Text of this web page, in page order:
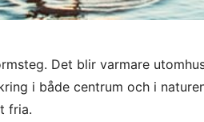
Det blir varmare
i både centrum och i
fria.